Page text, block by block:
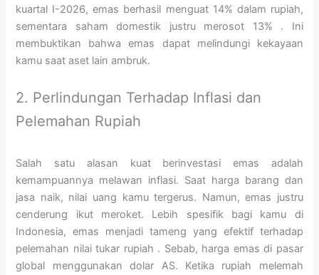
kuartal I-2026, emas berhasil menguat 14% dalam rupiah,
sementara saham domestik justru merosot 13% . Ini
membuktikan bahwa emas dapat melindungi kekayaan
kamu saat aset lain ambruk.
2. Perlindungan Terhadap Inflasi dan
Pelemahan Rupiah
Salah satu alasan kuat berinvestasi emas adalah
kemampuannya melawan inflasi. Saat harga barang dan
jasa naik, nilai uang kamu tergerus. Namun, emas justru
cenderung ikut meroket. Lebih spesifik bagi kamu di
Indonesia, emas menjadi tameng yang efektif terhadap
pelemahan nilai tukar rupiah . Sebab, harga emas di pasar
global menggunakan dolar AS. Ketika rupiah melemah